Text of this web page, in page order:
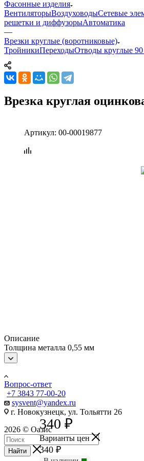
Фасонные изделия
ВентиляторыВоздуховодыСетевые
решетки и диффузорыАвтоматика
—
Врезки круглые (воротниковые)
ТройникиПереходыОтводы круглые 90
Врезка круглая
Артикул: 00-00019877
340 ₽
Варианты цен
340 ₽
Описание
Толщина металла 0,55 мм
Вопрос-ответ
+7 3843 77-00-20
sysvent@yandex.ru
г. Новокузнецк, ул. Тольятти 26
2026 © Оазис
Найти